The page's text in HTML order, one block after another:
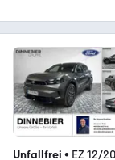
Unfallfrei • EZ 12/